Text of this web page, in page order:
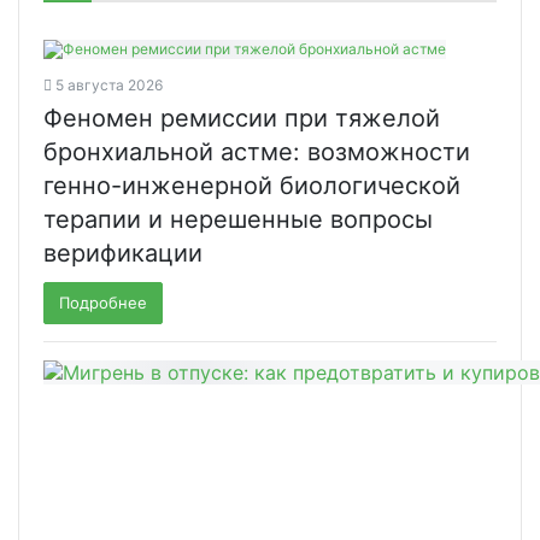
5 августа 2026
Феномен ремиссии при тяжелой
бронхиальной астме: возможности
генно-инженерной биологической
терапии и нерешенные вопросы
верификации
Подробнее